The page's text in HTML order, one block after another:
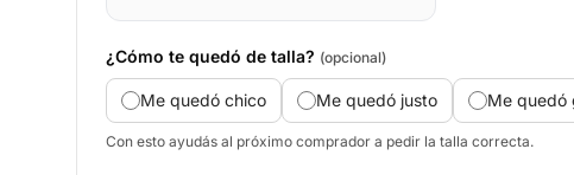
¿Cómo te quedó de talla? (opcional)
Me quedó chico Me quedó justo Me quedó
Con esto ayudás al próximo comprador a pedir la talla correcta.